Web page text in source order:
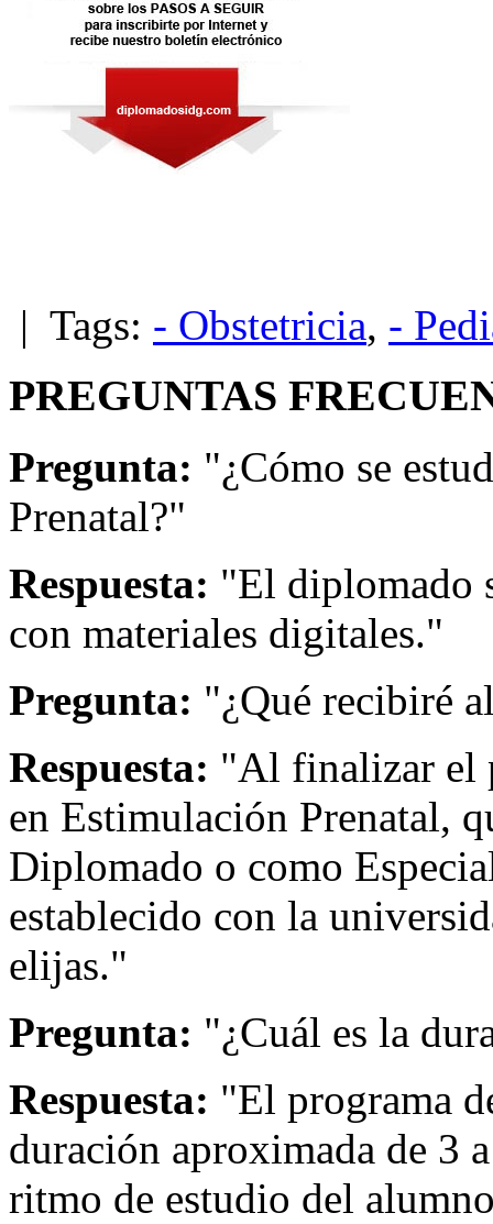
| Tags: - Obstetricia, -
PREGUNTAS
Pregunta: "¿Cómo se
Prenatal?"
Respuesta: "El diplomado
con materiales digitales."
Pregunta: "¿Qué recibiré
Respuesta: "Al finalizar el
en Estimulación Prenatal,
Diplomado o como
establecido con la
elijas."
Pregunta: "¿Cuál es la
Respuesta: "El programa
duración aproximada de 3
ritmo de estudio del